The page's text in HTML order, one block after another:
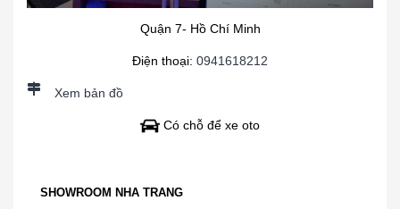
Quận 7- Hồ Chí Minh
Điện thoại: 0941618212
Xem bản đồ
Có chỗ để xe oto
SHOWROOM NHA TRANG